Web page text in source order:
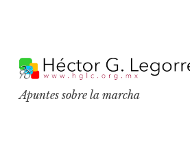
k
p
Apuntes sobre la marcha